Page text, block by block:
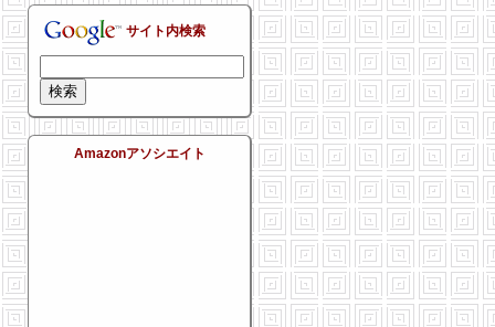
サイト内検索
Amazonアソシエイト